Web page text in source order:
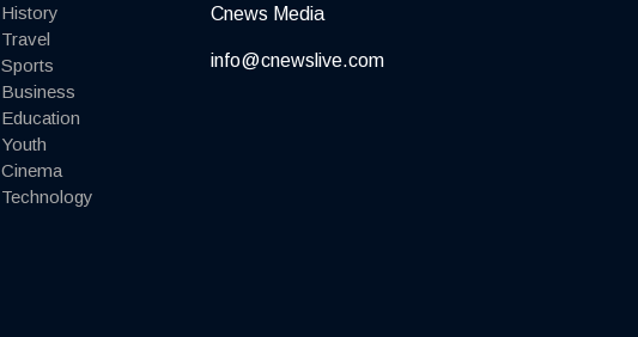
History
Travel
Sports
Business
Education
Youth
Cinema
Technology
Cnews Media
info@cnewslive.com